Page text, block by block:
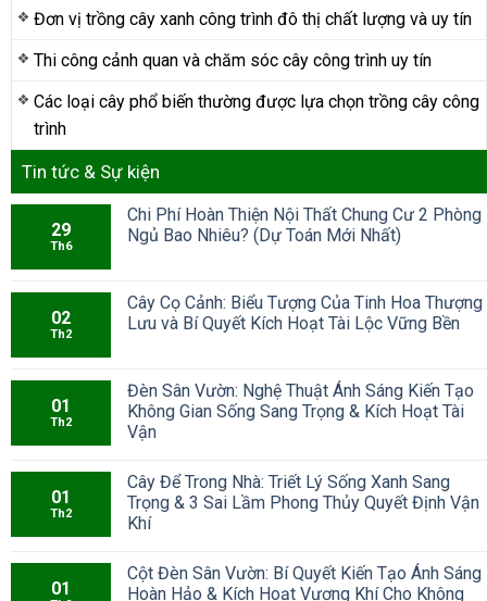
Đơn vị trồng cây xanh công trình đô thị chất lượng và uy tín
Thi công cảnh quan và chăm sóc cây công trình uy tín
Các loại cây phổ biến thường được lựa chọn trồng cây công
trình
Tin tức & Sự kiện
29
Th6
Chi Phí Hoàn Thiện Nội Thất Chung Cư 2 Phòng
Ngủ Bao Nhiêu? (Dự Toán Mới Nhất)
02
Th2
Cây Cọ Cảnh: Biểu Tượng Của Tinh Hoa Thượng
Lưu và Bí Quyết Kích Hoạt Tài Lộc Vững Bền
01
Th2
Đèn Sân Vườn: Nghệ Thuật Ánh Sáng Kiến Tạo
Không Gian Sống Sang Trọng & Kích Hoạt Tài
Vận
01
Th2
Cây Để Trong Nhà: Triết Lý Sống Xanh Sang
Trọng & 3 Sai Lầm Phong Thủy Quyết Định Vận
Khí
01
Cột Đèn Sân Vườn: Bí Quyết Kiến Tạo Ánh Sáng
Hoàn Hảo & Kích Hoạt Vượng Khí Cho Không